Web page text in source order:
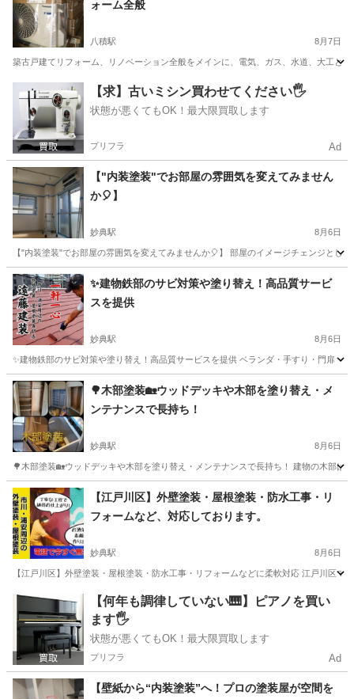
ォーム全般
八積駅 8月7日
築古戸建てリフォーム、リノベーション全般をメインに、電気、ガス、水道、大工
千葉 長生郡 八積駅 リフォーム
【求】古いミシン買わせてください🖐️
状態が悪くてもOK！最大限買取します
プリフラ Ad
【"内装塗装"でお部屋の雰囲気を変えてみません
か🎈】
妙典駅 8月6日
【"内装塗装"でお部屋の雰囲気を変えてみませんか🎈】 部屋のイメージチェンジと
千葉 市川市 妙典駅 その他 壁紙
✨建物鉄部のサビ対策や塗り替え！高品質サービ
スを提供
妙典駅 8月6日
✨建物鉄部のサビ対策や塗り替え！高品質サービスを提供 ベランダ・手すり・門扉
千葉 市川市 妙典駅 その他 建物
🌳木部塗装🏡ウッドデッキや木部を塗り替え・メ
ンテナンスで長持ち！
妙典駅 8月6日
🌳木部塗装🏡ウッドデッキや木部を塗り替え・メンテナンスで長持ち！ 建物の木部
千葉 市川市 妙典駅 リフォーム ウッドデッキ
【江戸川区】外壁塗装・屋根塗装・防水工事・リ
フォームなど、対応しております。
妙典駅 8月6日
【江戸川区】外壁塗装・屋根塗装・防水工事・リフォームなどに柔軟対応 江戸川区
千葉 市川市 妙典駅 リフォーム
【何年も調律していない🎹】ピアノを買い
ます🖐️
状態が悪くてもOK！最大限買取します
プリフラ Ad
【壁紙から“内装塗装”へ！プロの塗装屋が空間を